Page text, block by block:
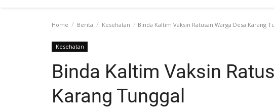
Home Berita Kesehatan Binda Kaltim Vaksin Ratusan Warga Desa Karang
Kesehatan
Binda Kaltim Vaksin
Karang Tunggal